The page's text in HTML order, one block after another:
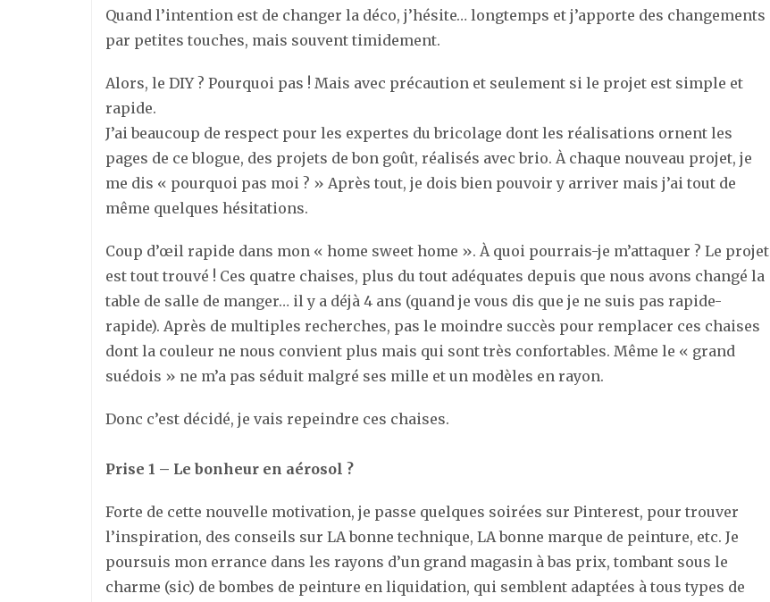
Quand l’intention est de changer la déco, j’hésite… longtemps et j’apporte des changements
par petites touches, mais souvent timidement.
Alors, le DIY ? Pourquoi pas ! Mais avec précaution et seulement si le projet est simple et
rapide.
J’ai beaucoup de respect pour les expertes du bricolage dont les réalisations ornent les
pages de ce blogue, des projets de bon goût, réalisés avec brio. À chaque nouveau projet, je
me dis « pourquoi pas moi ? » Après tout, je dois bien pouvoir y arriver mais j’ai tout de
même quelques hésitations.
Coup d’œil rapide dans mon « home sweet home ». À quoi pourrais-je m’attaquer ? Le projet
est tout trouvé ! Ces quatre chaises, plus du tout adéquates depuis que nous avons changé la
table de salle de manger… il y a déjà 4 ans (quand je vous dis que je ne suis pas rapide-
rapide). Après de multiples recherches, pas le moindre succès pour remplacer ces chaises
dont la couleur ne nous convient plus mais qui sont très confortables. Même le « grand
suédois » ne m’a pas séduit malgré ses mille et un modèles en rayon.
Donc c’est décidé, je vais repeindre ces chaises.
Prise 1 – Le bonheur en aérosol ?
Forte de cette nouvelle motivation, je passe quelques soirées sur Pinterest, pour trouver
l’inspiration, des conseils sur LA bonne technique, LA bonne marque de peinture, etc. Je
poursuis mon errance dans les rayons d’un grand magasin à bas prix, tombant sous le
charme (sic) de bombes de peinture en liquidation, qui semblent adaptées à tous types de